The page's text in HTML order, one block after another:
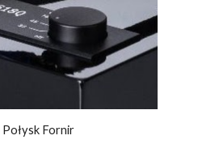
Połysk Fornir